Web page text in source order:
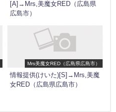
[A]→Mrs,美魔女RED（広島県
広島市）
Mrs美魔女RED（広島県広島市）
情報提供(けいた)[S]→Mrs,美魔
女RED（広島県広島市）